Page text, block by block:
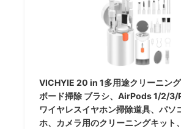
VICHYIE 20 in 1多用途クリーニン
ボード掃除 ブラシ、AirPods 1/2/3/
ワイヤレスイヤホン掃除道具、パソ
ホ、カメラ用のクリーニングキット